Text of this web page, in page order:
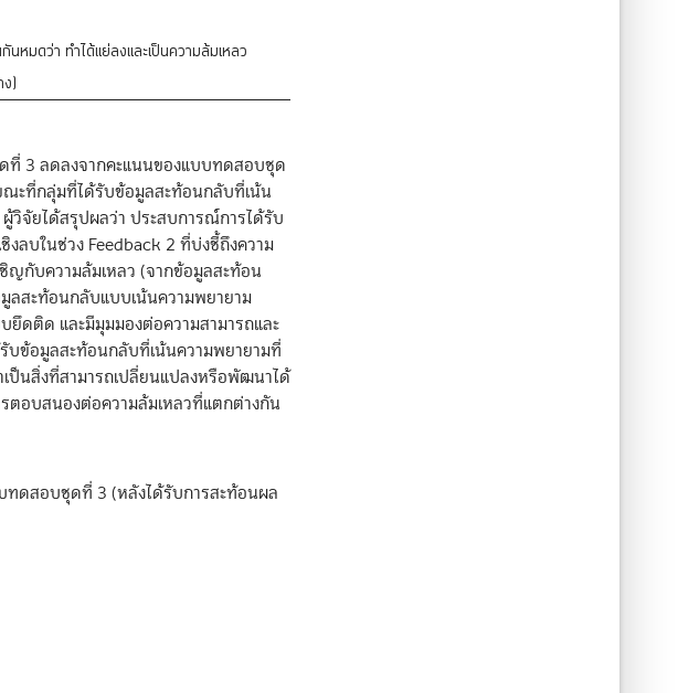
หมดว่า ทำได้แย่ลงและเป็นความล้มเหลว
)
ที่ 3 ลดลงจากคะแนนของแบบทดสอบชุด
ณะที่กลุ่มที่ได้รับข้อมูลสะท้อนกลับที่เน้น
จัยได้สรุปผลว่า ประสบการณ์การได้รับ
ลบในช่วง Feedback 2 ที่บ่งชี้ถึงความ
ญกับความล้มเหลว (จากข้อมูลสะท้อน
ลสะท้อนกลับแบบเน้นความพยายาม
ดติด และมีมุมมองต่อความสามารถและ
ข้อมูลสะท้อนกลับที่เน้นความพยายามที่
ป็นสิ่งที่สามารถเปลี่ยนแปลงหรือพัฒนาได้
ตอบสนองต่อความล้มเหลวที่แตกต่างกัน
ดสอบชุดที่ 3 (หลังได้รับการสะท้อนผล